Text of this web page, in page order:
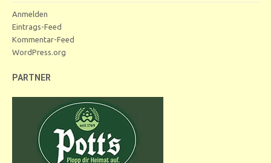
Anmelden
Eintrags-Feed
Kommentar-Feed
WordPress.org
PARTNER